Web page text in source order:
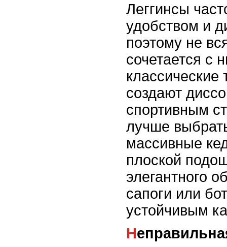
Леггинсы
удобством и
поэтому не
сочетается с
создают
спортивным
лучше
массивные
плоской
элегантного
сапоги или
устойчивым